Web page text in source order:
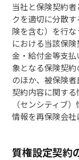
当社と保険契約
クを適切に分散
険を含む）を行
における当該保
金・給付金等支
象となる保険契
のほか、被保険
契約内容に関す
（センシティブ
情報を再保険会社
質権設定契約